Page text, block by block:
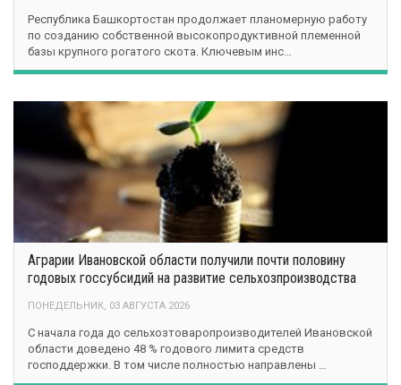
Республика Башкортостан продолжает планомерную работу
по созданию собственной высокопродуктивной племенной
базы крупного рогатого скота. Ключевым инс…
Аграрии Ивановской области получили почти половину
годовых госсубсидий на развитие сельхозпроизводства
ПОНЕДЕЛЬНИК, 03 АВГУСТА 2026
С начала года до сельхозтоваропроизводителей Ивановской
области доведено 48 % годового лимита средств
господдержки. В том числе полностью направлены …